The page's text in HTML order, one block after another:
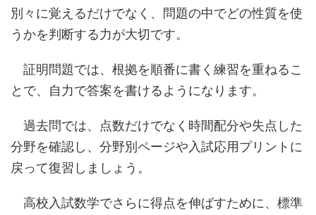
別々に覚えるだけでなく、問題の中でどの性質を使
うかを判断する力が大切です。
証明問題では、根拠を順番に書く練習を重ねるこ
とで、自力で答案を書けるようになります。
過去問では、点数だけでなく時間配分や失点した
分野を確認し、分野別ページや入試応用プリントに
戻って復習しましょう。
高校入試数学でさらに得点を伸ばすために、標準